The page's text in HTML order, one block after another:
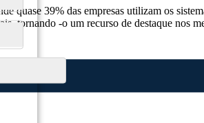
quase 39% das empresas utilizam os
tornando -o um recurso de destaque nos